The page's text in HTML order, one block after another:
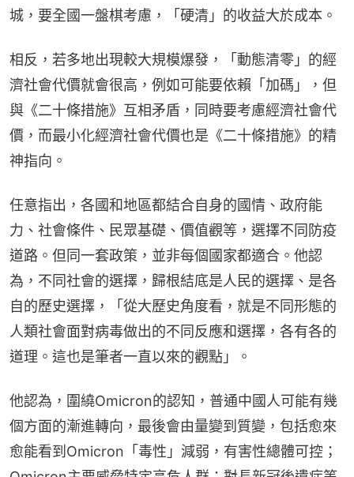
城，要全國一盤棋考慮，「硬清」的收益大於成本。
相反，若多地出現較大規模爆發，「動態清零」的經
濟社會代價就會很高，例如可能要依賴「加碼」，但
與《二十條措施》互相矛盾，同時要考慮經濟社會代
價，而最小化經濟社會代價也是《二十條措施》的精
神指向。
任意指出，各國和地區都結合自身的國情、政府能
力、社會條件、民眾基礎、價值觀等，選擇不同防疫
道路。但同一套政策，並非每個國家都適合。他認
為，不同社會的選擇，歸根結底是人民的選擇、是各
自的歷史選擇，「從大歷史角度看，就是不同形態的
人類社會面對病毒做出的不同反應和選擇，各有各的
道理。這也是筆者一直以來的觀點」。
他認為，圍繞Omicron的認知，普通中國人可能有幾
個方面的漸進轉向，最後會由量變到質變，包括愈來
愈能看到Omicron「毒性」減弱，有害性總體可控；